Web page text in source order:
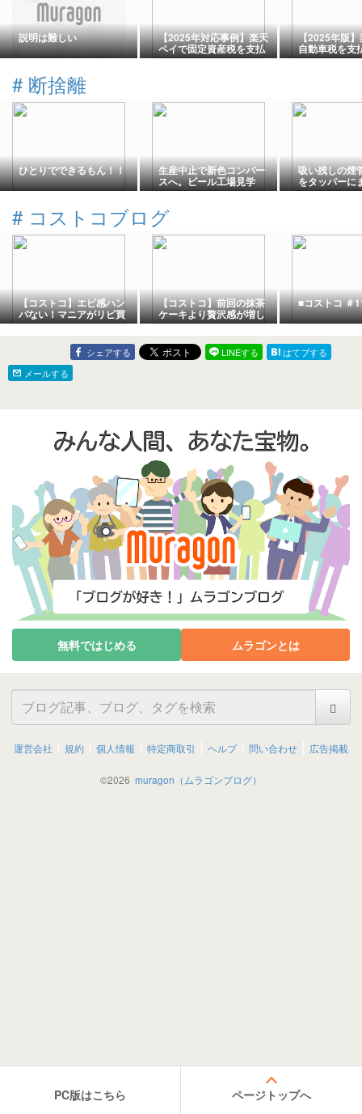
説明は難しい 【2025年対応事例】楽天
ペイで固定資産税を支払
う全手順｜ポイント還元
【2025年版
自動車税を支
と、車検時
# 断捨離
ひとりでできるもん！！ 生産中止で新色コンバー
スへ。ビール工場見学
吸い残しの煙
をタッパーに
ッケージを断
# コストコブログ
【コストコ】エビ感ハン
パない！マニアがリピ買
いする「餃子計画 えび焼
売」
【コストコ】前回の抹茶
ケーキより贅沢感が増し
た抹茶ホワイトチョコロ
ーフ
■コストコ ＃
シェアする LINEする
はてブする
メールする
無料ではじめる ムラゴンとは
運営会社 規約 個人情報 特定商取引 ヘルプ 問い合わせ 広告掲載
©2026 muragon（ムラゴンブログ）
PC版はこちら ページトップへ